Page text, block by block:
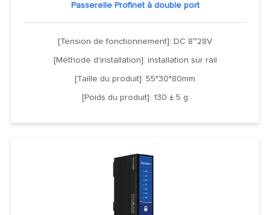
Passerelle Profinet à double port
[Tension de fonctionnement]: DC 8~28V
[Méthode d'installation]: installation sur rail
[Taille du produit]: 55*30*80mm
[Poids du produit]: 130 ± 5 g